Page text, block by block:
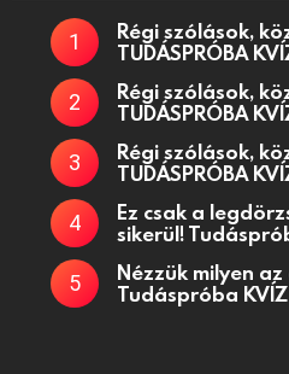
Régi szólások,
TUDÁSPRÓBA
Régi szólások,
TUDÁSPRÓBA
Régi szólások,
TUDÁSPRÓBA
Ez csak a
sikerül!
Nézzük milyen
Tudáspróba KVÍZ